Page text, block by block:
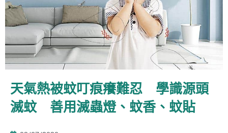
天氣熱被蚊叮痕癢難忍 學識源頭
滅蚊 善用滅蟲燈、蚊香、蚊貼